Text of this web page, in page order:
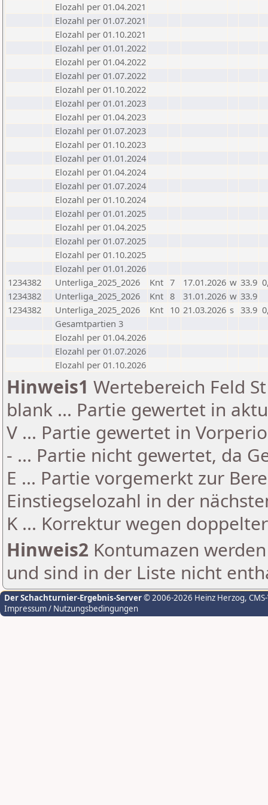
Elozahl per 01.04.2021
Elozahl per 01.07.2021
Elozahl per 01.10.2021
Elozahl per 01.01.2022
Elozahl per 01.04.2022
Elozahl per 01.07.2022
Elozahl per 01.10.2022
Elozahl per 01.01.2023
Elozahl per 01.04.2023
Elozahl per 01.07.2023
Elozahl per 01.10.2023
Elozahl per 01.01.2024
Elozahl per 01.04.2024
Elozahl per 01.07.2024
Elozahl per 01.10.2024
Elozahl per 01.01.2025
Elozahl per 01.04.2025
Elozahl per 01.07.2025
Elozahl per 01.10.2025
Elozahl per 01.01.2026
1234382
Unterliga_2025_2026 Knt 7 17.01.2026 w 33.9
1234382
Unterliga_2025_2026 Knt 8 31.01.2026 w 33.9
1234382
Unterliga_2025_2026 Knt 10 21.03.2026 s 33.9
Gesamtpartien 3
Elozahl per 01.04.2026
Elozahl per 01.07.2026
Elozahl per 01.10.2026
Hinweis1 Wertebereich Feld
blank ... Partie gewertet in
V ... Partie gewertet in
- ... Partie nicht gewertet, da
E ... Partie vorgemerkt zur
Einstiegselozahl in der
K ... Korrektur wegen
Hinweis2 Kontumazen
und sind in der Liste nicht
Der Schachturnier-Ergebnis-Server© 2006-2026 Heinz Herzog,
Impressum / Nutzungsbedingungen